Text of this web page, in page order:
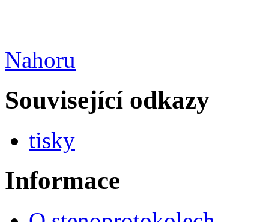
Nahoru
Související odkazy
tisky
Informace